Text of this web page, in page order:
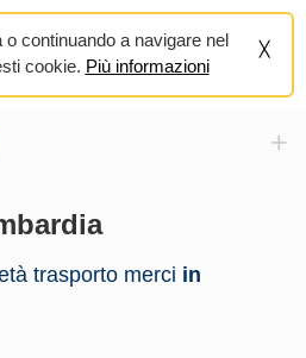
continuando a navigare nel
cookie. Più informazioni
+
trasporto merci in